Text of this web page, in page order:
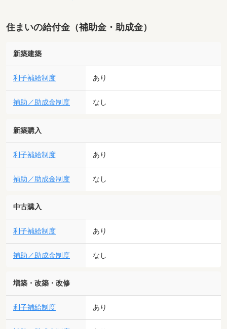
住まいの給付金（補助金・助成金）
新築建築
利子補給制度 あり
補助／助成金制度 なし
新築購入
利子補給制度 あり
補助／助成金制度 なし
中古購入
利子補給制度 あり
補助／助成金制度 なし
増築・改築・改修
利子補給制度 あり